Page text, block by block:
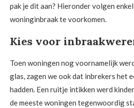
pak je dit aan? Hieronder volgen
woninginbraak te voorkomen.
Kies voor
Toen woningen nog voornamelijk
glas, zagen we ook dat inbrekers het
hadden. Een ruitje intikken werd
de meeste woningen tegenwoordig